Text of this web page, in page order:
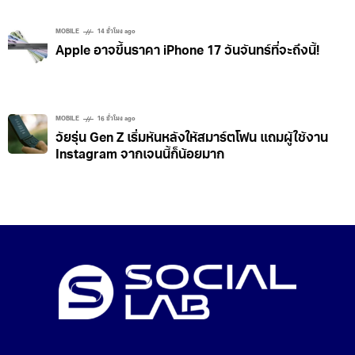
MOBILE 14 ชั่วโมง ago
Apple อาจขึ้นราคา iPhone 17 วันจันทร์ที่จะถึงนี้!
MOBILE 16 ชั่วโมง ago
วัยรุ่น Gen Z เริ่มหันหลังให้สมาร์ตโฟน แถมผู้ใช้งาน
Instagram จากเจนนี้ก็น้อยมาก